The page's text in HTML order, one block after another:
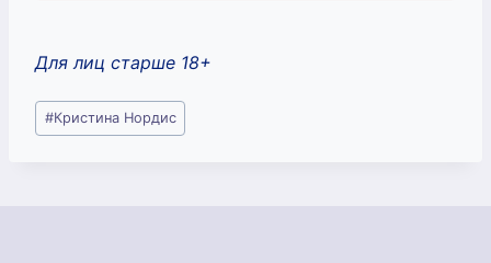
Для лиц старше 18+
Метки
записи:
#Кристина Нордис